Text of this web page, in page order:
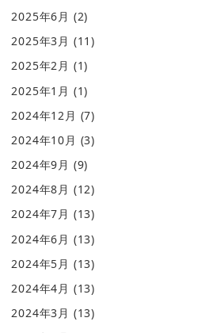
2025年6月 (2)
2025年3月 (11)
2025年2月 (1)
2025年1月 (1)
2024年12月 (7)
2024年10月 (3)
2024年9月 (9)
2024年8月 (12)
2024年7月 (13)
2024年6月 (13)
2024年5月 (13)
2024年4月 (13)
2024年3月 (13)